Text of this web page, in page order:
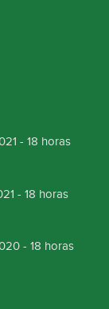
- 18 horas
- 18 horas
- 18 horas